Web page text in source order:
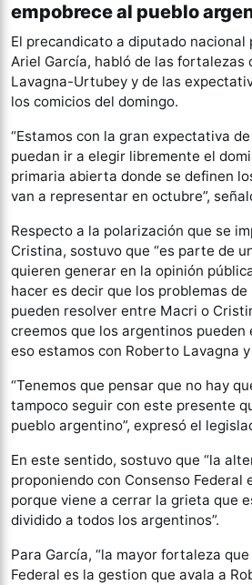
empobrece al pueblo
El precandicato a diputado nacional
Ariel García, habló de las fortalezas
Lavagna-Urtubey y de las
los comicios del domingo.
“Estamos con la gran expectativa
puedan ir a elegir libremente el
primaria abierta donde se definen
van a representar en octubre”,
Respecto a la polarización que se
Cristina, sostuvo que “es parte de
quieren generar en la opinión
hacer es decir que los problemas
pueden resolver entre Macri o
creemos que los argentinos pueden
eso estamos con Roberto Lavagna y
“Tenemos que pensar que no hay
tampoco seguir con este presente
pueblo argentino”, expresó el
En este sentido, sostuvo que “la
proponiendo con Consenso Federal
porque viene a cerrar la grieta que
dividido a todos los argentinos”.
Para García, “la mayor fortaleza
Federal es la gestion que avala a